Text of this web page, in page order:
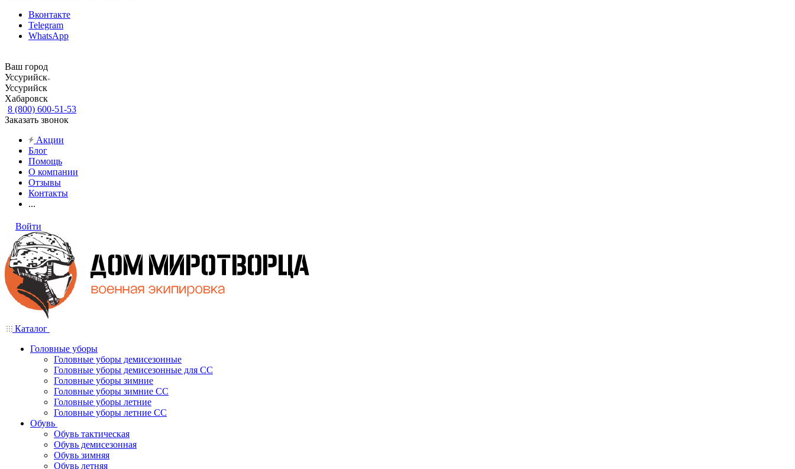
Вконтакте
Telegram
WhatsApp
Ваш город
Уссурийск
Уссурийск
Хабаровск
8 (800) 600-51-53
Заказать звонок
Акции
Блог
Помощь
О компании
Отзывы
Контакты
...
Войти
Каталог
Головные уборы
Головные уборы демисезонные
Головные уборы демисезонные для СС
Головные уборы зимние
Головные уборы зимние СС
Головные уборы летние
Головные уборы летние СС
Обувь
Обувь тактическая
Обувь демисезонная
Обувь зимняя
Обувь летняя